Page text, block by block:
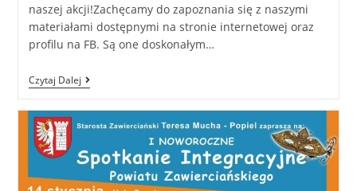
naszej akcji!Zachęcamy do zapoznania się z naszymi
materiałami dostępnymi na stronie internetowej oraz
profilu na FB. Są one doskonałym…
Czytaj Dalej